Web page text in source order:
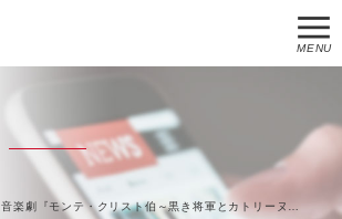
MENU
音楽劇『モンテ・クリスト伯～黒き将軍とカトリーヌ～』 アフタートークショー配信決定！